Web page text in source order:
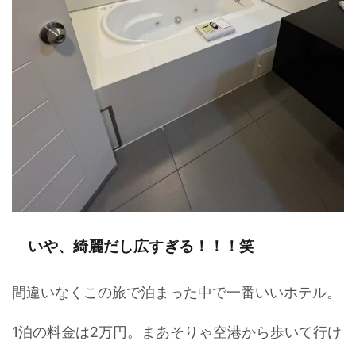
いや、綺麗だし広すぎる！！！笑
間違いなくこの旅で泊まった中で一番いいホテル。
1泊の料金は2万円。まあそりゃ空港から歩いて行け